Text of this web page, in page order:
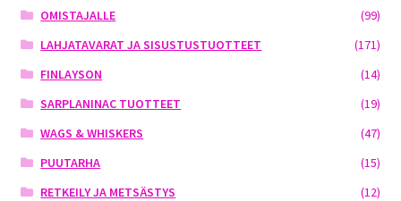
OMISTAJALLE
(99)
LAHJATAVARAT JA SISUSTUSTUOTTEET
(171)
FINLAYSON
(14)
SARPLANINAC TUOTTEET
(19)
WAGS & WHISKERS
(47)
PUUTARHA
(15)
RETKEILY JA METSÄSTYS
(12)